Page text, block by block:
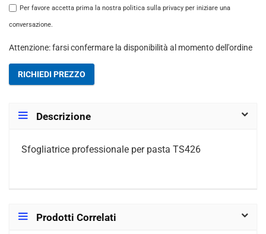
Per favore accetta prima la nostra politica sulla privacy per iniziare una
conversazione.
Attenzione: farsi confermare la disponibilità al momento dell'ordine
RICHIEDI PREZZO
Descrizione
Sfogliatrice professionale per pasta TS426
Prodotti Correlati